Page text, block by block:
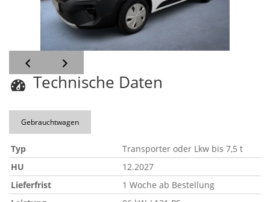
Technische Daten
Gebrauchtwagen
Typ
Transporter oder Lkw bis 7,5 t
HU
12.2027
Lieferfrist
1 Woche ab Bestellung